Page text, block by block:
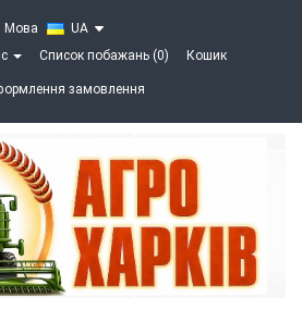
Мова
UA
Список побажань (0) Кошик
замовлення